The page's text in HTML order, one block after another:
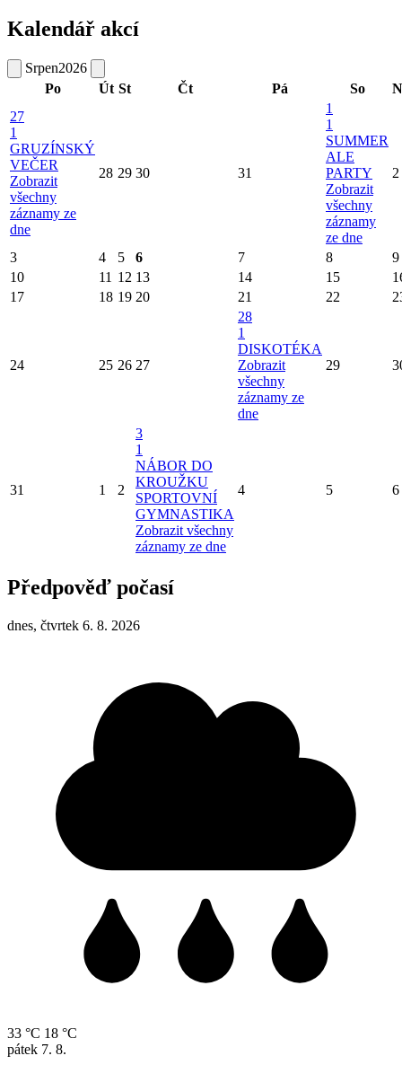
Kalendář akcí
Srpen2026
Po
Út St Čt Pá So
27
1
GRUZÍNSKÝ
VEČER
Zobrazit
všechny
záznamy ze
dne
28 29 30 31
1
1
SUMMER
ALE
PARTY
Zobrazit
všechny
záznamy
ze dne
2
3 4 5 6 7 8
9
10
11 12 13 14 15
17
18 19 20 21 22
24 25 26 27
28
1
DISKOTÉKA
Zobrazit
všechny
záznamy ze
dne
29
31 1 2
3
1
NÁBOR DO
KROUŽKU
SPORTOVNÍ
GYMNASTIKA
Zobrazit všechny
záznamy ze dne
4 5 6
Předpověď počasí
dnes, čtvrtek 6. 8. 2026
33 °C 18 °C
pátek 7. 8.